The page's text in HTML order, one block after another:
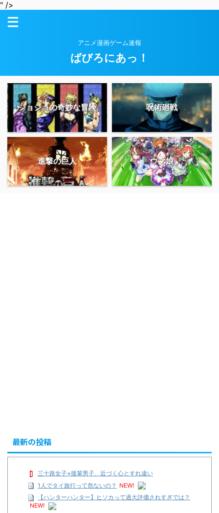
" />
アニメ漫画ゲーム速報
ばびろにあっ！
ジョジョの奇妙な冒険 呪術廻戦
進撃の巨人 ウマ娘
最新の投稿
三十路女子×後輩男子、近づく心とすれ違い
1人でタイ旅行って危ないの？ NEW!
【ハンターハンター】ヒソカって過大評価されすぎでは？
NEW!